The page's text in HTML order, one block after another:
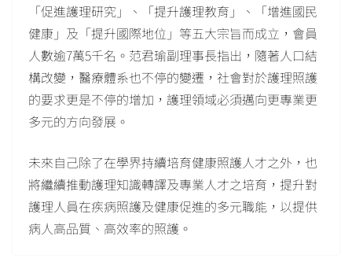
「促進護理研究」、「提升護理教育」、「增進國民
健康」及「提升國際地位」等五大宗旨而成立，會員
人數逾7萬5千名。范君瑜副理事長指出，隨著人口結
構改變，醫療體系也不停的變遷，社會對於護理照護
的要求更是不停的增加，護理領域必須邁向更專業更
多元的方向發展。
未來自己除了在學界持續培育健康照護人才之外，也
將繼續推動護理知識轉譯及專業人才之培育，提升對
護理人員在疾病照護及健康促進的多元職能，以提供
病人高品質、高效率的照護。